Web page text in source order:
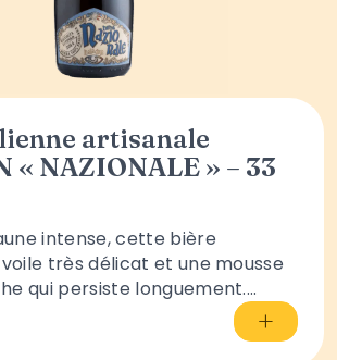
artisanale
« NAZIONALE » – 33
intense, cette bière
très délicat et une mousse
qui persiste longuement....
+